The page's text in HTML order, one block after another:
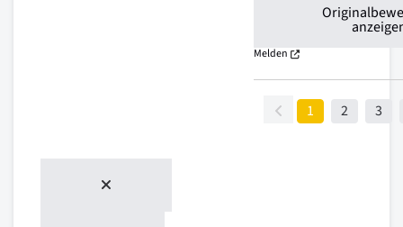
Melden
1 2 3